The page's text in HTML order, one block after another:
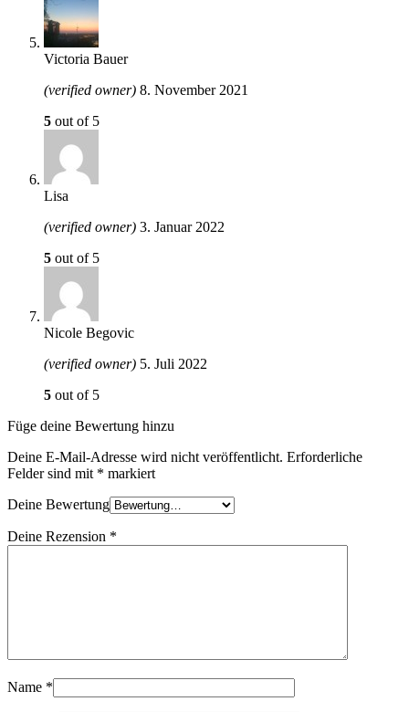
Victoria Bauer
(verified owner) 8. November 2021
5 out of 5
Lisa
(verified owner) 3. Januar 2022
5 out of 5
Nicole Begovic
(verified owner) 5. Juli 2022
5 out of 5
Füge deine Bewertung hinzu
Deine E-Mail-Adresse wird nicht veröffentlicht. Erforderliche
Felder sind mit * markiert
Deine Bewertung
Deine Rezension *
Name *